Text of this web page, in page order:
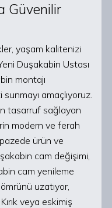
Güvenilir
yaşam kalitenizi
Duşakabin Ustası
montajı
amaçlıyoruz.
tasarruf sağlayan
modern ve ferah
ürün ve
cam değişimi,
cam yenileme
uzatıyor,
veya eskimiş